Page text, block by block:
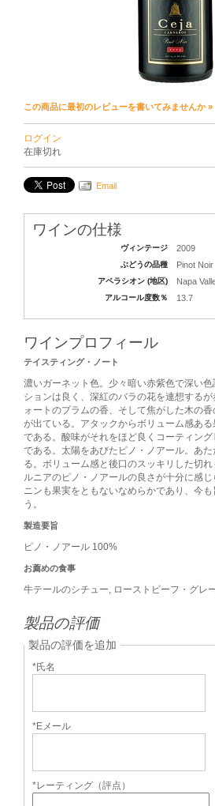
この商品に最初のレビューを書いてみませんか »
ログイン
在庫切れ
Email
ワインの仕様
ヴィンテージ 2009
ぶどうの品種 Pinot Noir
アペラシオン (地区) Napa
アルコール度数％ 13.7
ワインプロフィール
テイスティング・ノート
濃いガーネット色。少々暗い赤紫色で深い
ションは良く、深紅のバラの花を連想する
ォートのプラムの香、そして焦がした木の
が出ている。アタックからボリューム感あ
である。酸味がそれをほど良くコーティン
である。太陽をあびたピノ・ノアール。あ
る。ボリューム感と後口のスッキリした切
ルニアのピノ・ノアールの良さが十分に感
ニンも果実をともないなめらかであり、今
う。
製造要旨
ピノ・ノアール 100%
お薦めの食事
牛テールのシチュー, ローストビーフ・グレ
製品の評価
製品の評価を追加
*氏名
*Eメール
*レーティング（評点）